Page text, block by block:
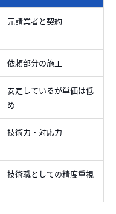
元請業者と契約
依頼部分の施工
安定しているが単価は低
め
技術力・対応力
技術職としての精度重視